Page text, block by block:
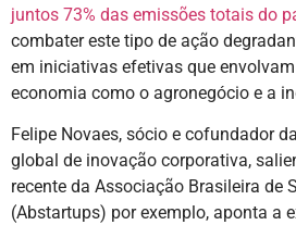
juntos 73% das emissões totais do
combater este tipo de ação
em iniciativas efetivas que
economia como o agronegócio e a
Felipe Novaes, sócio e cofundador
global de inovação corporativa,
recente da Associação Brasileira de
(Abstartups) por exemplo, aponta a